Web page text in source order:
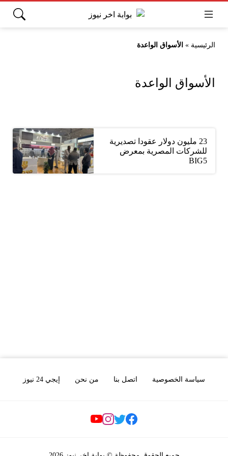
الرئيسية » الأسواق الواعدة
الأسواق الواعدة
23 مليون دولار عقودا تصديرية
للشركات المصرية بمعرض
BIG5
سياسة الخصوصية اتصل بنا من نحن إيجي 24 نيوز
Social Links